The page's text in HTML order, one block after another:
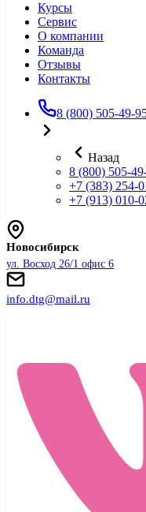
Курсы
Сервис
О компании
Команда
Отзывы
Контакты
8 (800) 505-49-
Назад
8 (800) 505-
+7 (383) 254-
+7 (913) 010-
Новосибирск
ул. Восход 26/1 офис 6
info.dtg@mail.ru